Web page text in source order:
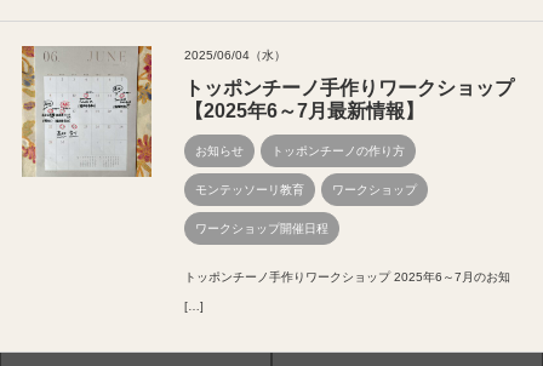
2025/06/04（水）
トッポンチーノ手作りワークショップ
【2025年6～7月最新情報】
お知らせ トッポンチーノの作り方
モンテッソーリ教育 ワークショップ
ワークショップ開催日程
トッポンチーノ手作りワークショップ 2025年6～7月のお知
[…]